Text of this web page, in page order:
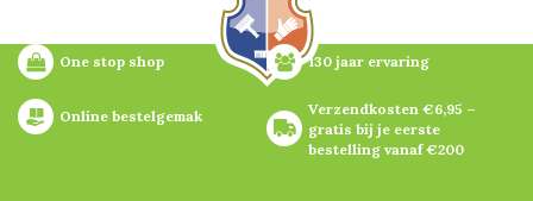
One stop shop 130 jaar ervaring
Online bestelgemak
Verzendkosten €6,95 –
gratis bij je eerste
bestelling vanaf €200